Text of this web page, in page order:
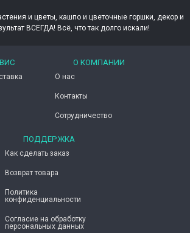
и цветы, кашпо и цветочные горшки, декор и
ВСЕГДА! Всё, что так долго искали!
О КОМПАНИИ
О нас
Контакты
Сотрудничество
ПОДДЕРЖКА
Как сделать заказ
Возврат товара
Политика
конфиденциальности
Согласие ​на обработку
персональных данных